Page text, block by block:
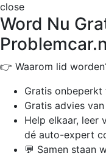
close
Word Nu
👉 Waarom lid
Gratis onbeperkt
Gratis advies
Help elkaar, leer
dé auto-expert
💬 Samen staan